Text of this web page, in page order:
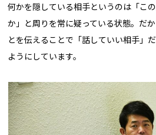
何かを隠している相手というのは「こ
か」と周りを常に疑っている状態。だ
とを伝えることで「話していい相手」
ようにしています。